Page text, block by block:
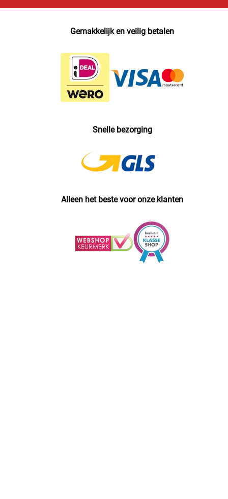
Gemakkelijk en veilig betalen
Snelle bezorging
Alleen het beste voor onze klanten